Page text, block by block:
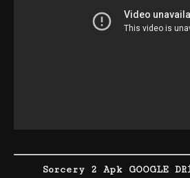
Sorcery 2 Apk GOOGLE